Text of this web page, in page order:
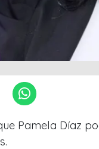
Pamela Díaz